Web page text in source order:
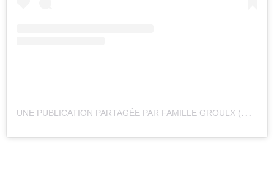
U
NE PUBLICATION PARTAGÉE PAR FAMILLE GROULX (@LAFAMILLEGROULX)